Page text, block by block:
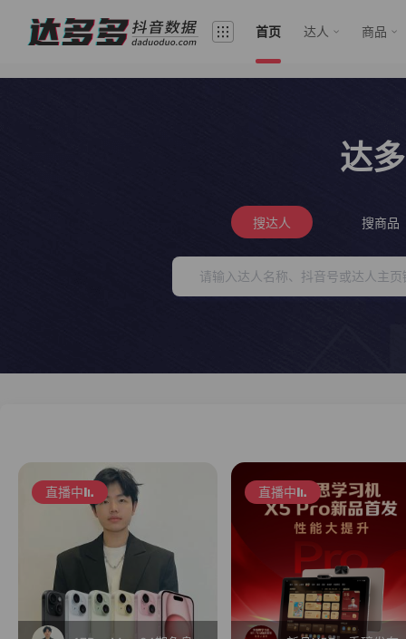
首页 达人 商品
达
搜达人 搜商品
直播中 直播中